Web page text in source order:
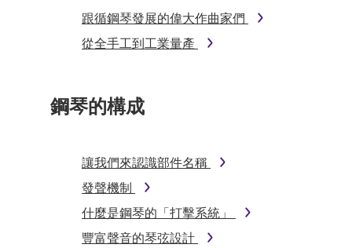
跟循鋼琴發展的偉大作曲家們
從全手工到工業量產
鋼琴的構成
讓我們來認識部件名稱
發聲機制
什麼是鋼琴的「打擊系統」
豐富聲音的琴弦設計